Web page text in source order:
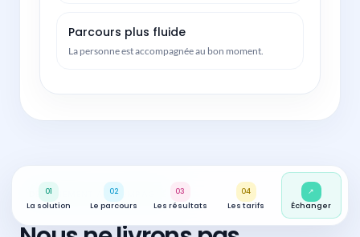
01
La solution
02
Le parcours
03
Les résultats
04
Les tarifs
↗
Échanger
Parcours plus fluide
La personne est accompagnée au bon moment.
DÉPLOIEMENT ACCOMPAGNÉ